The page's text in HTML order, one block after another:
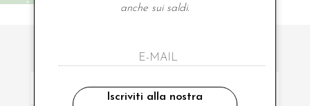
ISCRIVITI ALLA NOSTRA NEWSLETTER
anche sui saldi.
Iscriviti alla nostra